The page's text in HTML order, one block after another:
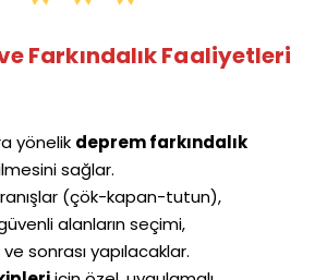
Farkındalık Faaliyetleri
yönelik deprem farkındalık
sağlar.
(çök-kapan-tutun),
alanların seçimi,
sonrası yapılacaklar.